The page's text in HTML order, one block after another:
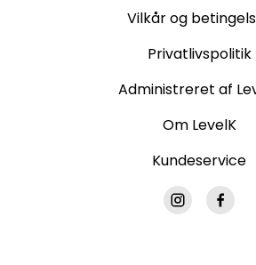
Vilkår og
Privatlivspolitik
Administreret af
Om LevelK
Kundeservice